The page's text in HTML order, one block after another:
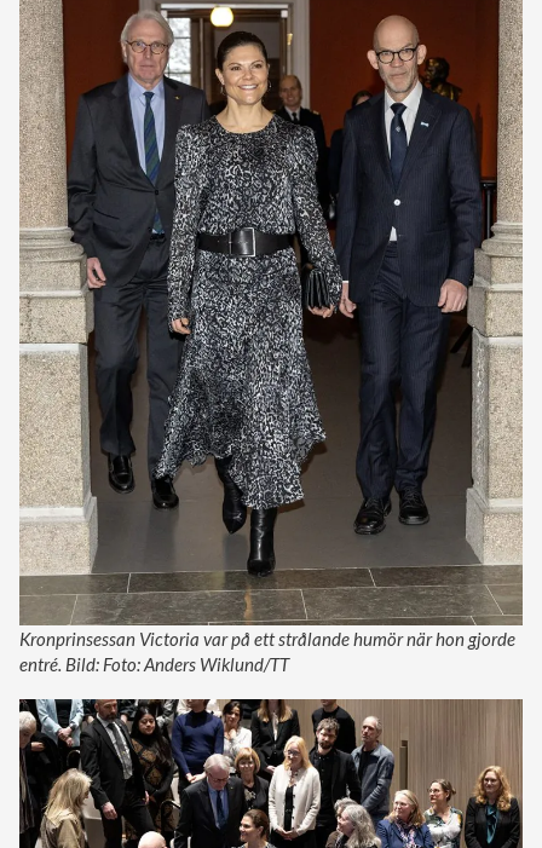
Kronprinsessan Victoria var på ett strålande humör när hon gjorde
entré. Bild: Foto: Anders Wiklund/TT